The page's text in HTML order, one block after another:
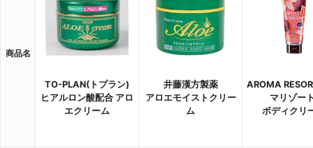
商品名
TO-PLAN(トプラン)
ヒアルロン酸配合 アロ
エクリーム
井藤漢方製薬
アロエモイストクリー
ム
AROMA
マリゾー
ボディクリ